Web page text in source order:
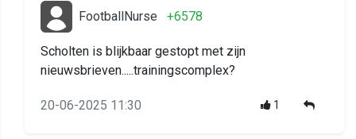
FootballNurse +6578
Scholten is blijkbaar gestopt met zijn
nieuwsbrieven.....trainingscomplex?
20-06-2025 11:30 1